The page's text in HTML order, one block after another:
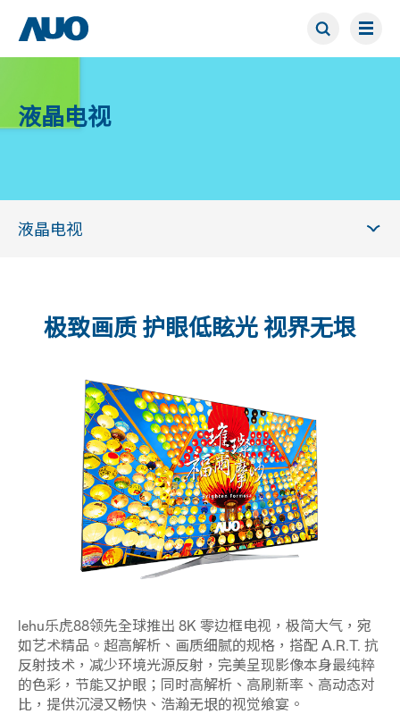
液晶电视
极致画质 护眼低眩光 视界无垠
lehu乐虎88领先全球推出 8K 零边框电视，极简大气，宛
如艺术精品。超高解析、画质细腻的规格，搭配 A.R.T. 抗
反射技术，减少环境光源反射，完美呈现影像本身最纯粹
的色彩，节能又护眼；同时高解析、高刷新率、高动态对
比，提供沉浸又畅快、浩瀚无垠的视觉飨宴。